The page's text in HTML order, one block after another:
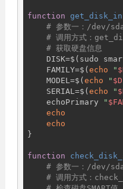
function
# 参数一：/dev/
# 调用方式：
# 获取硬盘信息
DISK=$(sudo
    FAMILY=$(
echo "
    MODEL=$(
echo "
    SERIAL=$(
echo "
    echoPrimary
"
echo
echo
}
function
# 参数一：/dev/sda
# 调用方式：